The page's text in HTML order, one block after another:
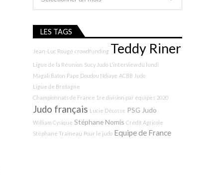
LES TAGS
Jean-Luc Rougé crowdfunding Teddy Riner
Ligue de la Réunion Sucy Judo L'interview du lundi
Magali Baton Pape Doudou Ndiaye ACBB Judo
Ligue de Bretagne
Championnats de France 1re division par équipes 2020
Judo français Lucie Décosse PSG Judo
William Cysique Stéphane Nomis Crédit Agricole
Stéphane Traineau Pour le judo Equipe de France